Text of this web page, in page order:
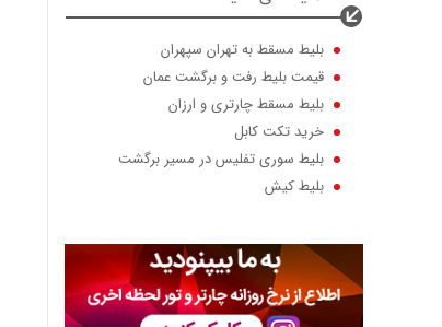
بلیط مسقط به تهران سپهران
قیمت بلیط رفت و برگشت عمان
بلیط مسقط چارتری و ارزان
خرید تکت کابل
بلیط سوری تفلیس در مسیر برگشت
بلیط کیش
بلیط هواپیما استانبول ماهان
بلیط لحظه آخری مفت
بلیط هواپیما لحظه آخری 50درصد